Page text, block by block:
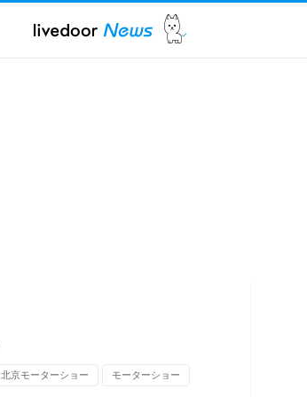
北京モーターショー モーターショー